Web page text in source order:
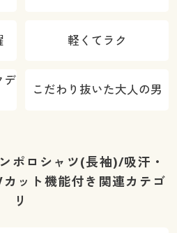
軽くてラク
デ
こだわり抜いた大人の男
ポロシャツ(長袖)/吸汗・
ット機能付き関連カテゴ
リ